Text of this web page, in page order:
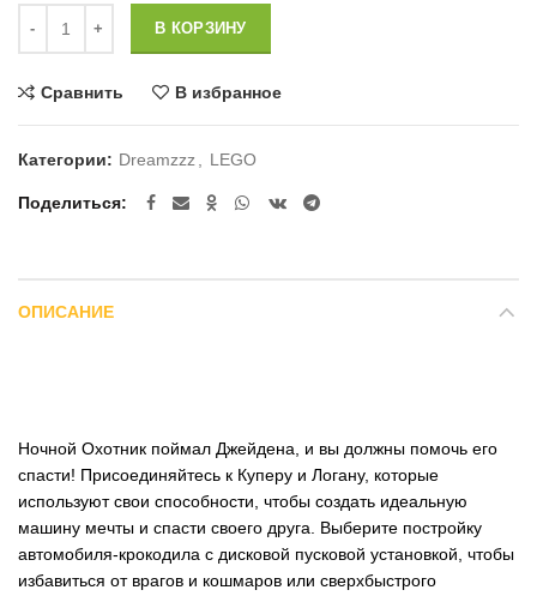
В КОРЗИНУ
Сравнить В избранное
Категории: Dreamzzz, LEGO
Поделиться
ОПИСАНИЕ
Ночной Охотник поймал Джейдена, и вы должны помочь его
спасти! Присоединяйтесь к Куперу и Логану, которые
используют свои способности, чтобы создать идеальную
машину мечты и спасти своего друга. Выберите постройку
автомобиля-крокодила с дисковой пусковой установкой, чтобы
избавиться от врагов и кошмаров или сверхбыстрого